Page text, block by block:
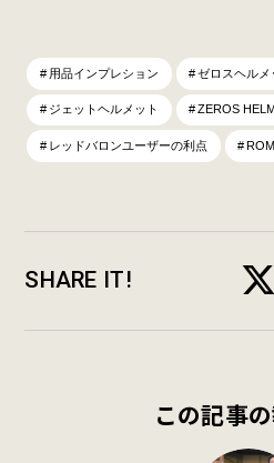
用品インプレション ゼロスヘル
ジェットヘルメット ZEROS
レッドバロンユーザーの利点 ROM
SHARE IT!
この記事